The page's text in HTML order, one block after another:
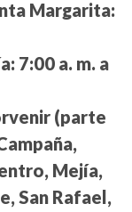
Margarita:
7:00 a. m. a
(parte
Mejía,
San Rafael,